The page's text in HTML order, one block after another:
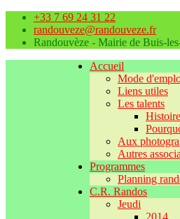
+33 7 69 24 31 22
randouveze@randouveze.fr
Randouvèze - Mairie de Buis-
Accueil
Mode
Liens utiles
Les talents
Aux
Autres
Programmes
Planning
C.R. Randos
Jeudi
2014